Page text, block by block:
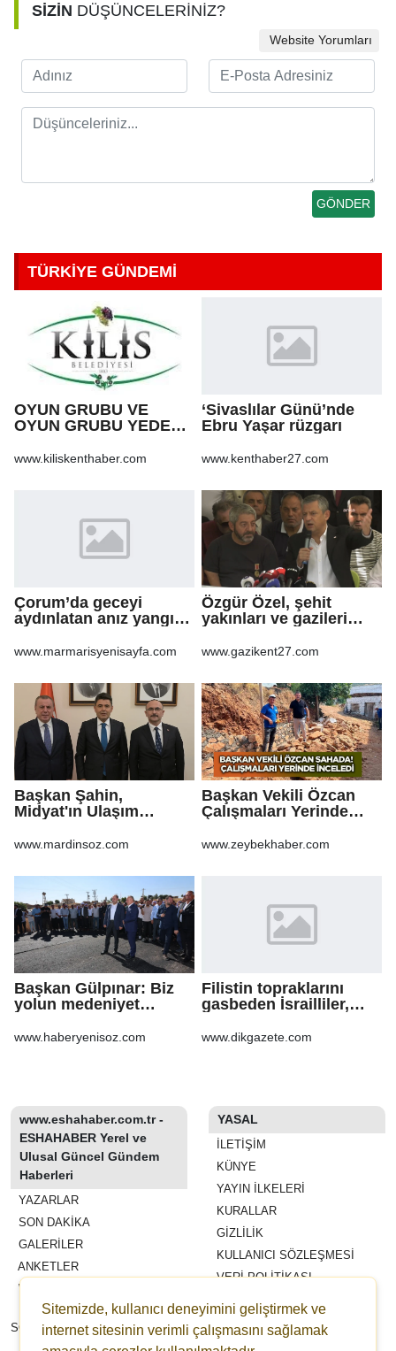
SİZİN DÜŞÜNCELERİNİZ?
Website Yorumları
TÜRKİYE GÜNDEMİ
OYUN GRUBU VE
OYUN GRUBU YEDEK
www.kiliskenthaber.com
‘Sivaslılar Günü’nde
Ebru Yaşar rüzgarı
www.kenthaber27.com
Çorum’da geceyi
aydınlatan anız yangını
www.marmarisyenisayfa.com
Özgür Özel, şehit
yakınları ve gazileri
www.gazikent27.com
Başkan Şahin,
Midyat'ın Ulaşım
Taşıdı
www.mardinsoz.com
Başkan Vekili Özcan
Çalışmaları Yerinde
www.zeybekhaber.com
Başkan Gülpınar: Biz
yolun medeniyet
www.haberyenisoz.com
Filistin topraklarını
gasbeden İsrailliler,
Şeria’daki saldırılarını
www.dikgazete.com
www.eshahaber.com.tr -
ESHAHABER Yerel ve
Ulusal Güncel Gündem
Haberleri
YAZARLAR
SON DAKİKA
GALERİLER
ANKETLER
WİKİ
REKLAM VE YAYIN
SÖZLEŞMESI
YASAL
İLETIŞIM
KÜNYE
YAYIN İLKELERI
KURALLAR
GIZLILIK
KULLANICI SÖZLEŞMESI
VERI POLITIKASI
Sitemizde, kullanıcı deneyimini geliştirmek ve
internet sitesinin verimli çalışmasını sağlamak